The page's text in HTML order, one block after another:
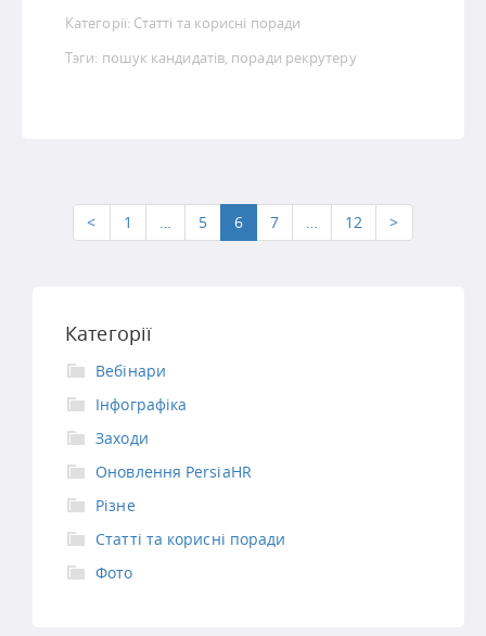
Категорії: Статті та корисні поради
Тэги: пошук кандидатів, поради рекрутеру
< 1 … 5 6 7 … 12 >
Категорії
Вебінари
Інфографіка
Заходи
Оновлення PersiaHR
Різне
Статті та корисні поради
Фото